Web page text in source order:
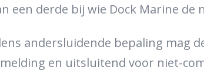
een derde bij wie Dock Marine
andersluidende bepaling mag
en uitsluitend voor niet-